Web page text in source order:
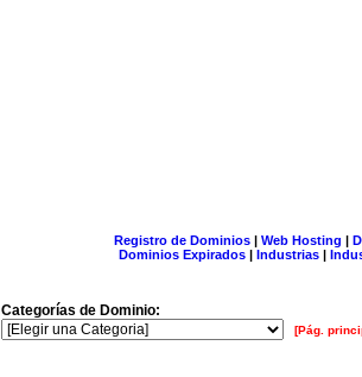
Registro de Dominios| Web Hosting |
Dominios Expirados | Industrias |
Categorías de Dominio:
[Pág.